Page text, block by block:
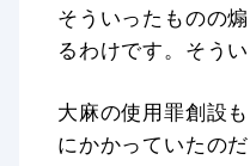
そういったものの
るわけです。そう
大麻の使用罪創設
にかかっていたのだ